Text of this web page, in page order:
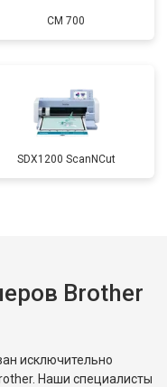
CM 700
SDX1200 ScanNCut
Brother
исключительно
Наши специалисты